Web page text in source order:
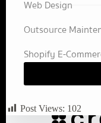
Web Design
Outsource
Shopify E-
Post Views: 102